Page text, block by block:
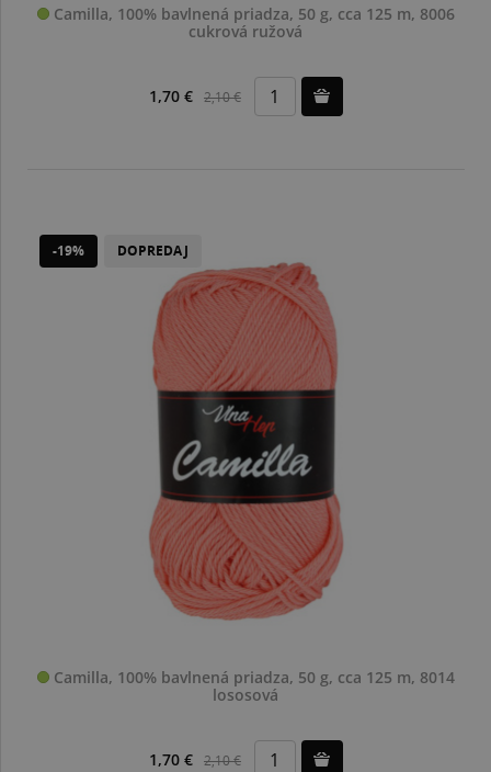
Camilla, 100% bavlnená priadza, 50 g, cca 125 m, 8006
cukrová ružová
1,70 € 2,10 €
-19% DOPREDAJ
Camilla, 100% bavlnená priadza, 50 g, cca 125 m, 8014
lososová
1,70 € 2,10 €